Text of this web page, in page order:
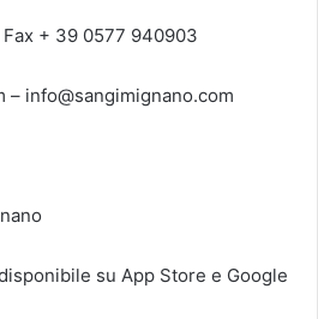
+ 39 0577 940903
– info@sangimignano.com
su App Store e Google